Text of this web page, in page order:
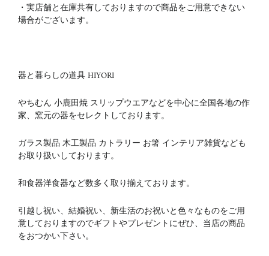
・実店舗と在庫共有しておりますので商品をご用意できない
場合がございます。
器と暮らしの道具 HIYORI
やちむん 小鹿田焼 スリップウエアなどを中心に全国各地の作
家、窯元の器をセレクトしております。
ガラス製品 木工製品 カトラリー お箸 インテリア雑貨なども
お取り扱いしております。
和食器洋食器など数多く取り揃えております。
引越し祝い、結婚祝い、新生活のお祝いと色々なものをご用
意しておりますのでギフトやプレゼントにぜひ、当店の商品
をおつかい下さい。